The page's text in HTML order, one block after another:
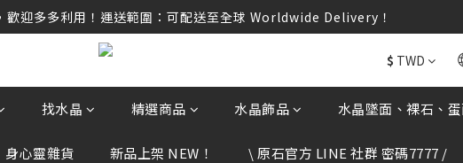
歡迎多多利用！運送範圍：可配送至全球 Worldwide Delivery！
歡迎多多利用！運送範圍：可配送至全球 Worldwide Delivery！
補運費差額或付款，請勿點選任何不明連結，若有任何疑慮可撥打165反詐騙
歡迎多多利用！運送範圍：可配送至全球 Worldwide Delivery！
$ TWD
找水晶 精選商品 水晶飾品 水晶墜面、裸石、
身心靈雜貨 新品上架 NEW！ \ 原石官方 LINE 社群 密碼7777 /